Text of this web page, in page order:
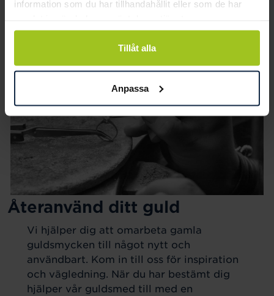
information som du har tillhandahållit eller som de har
Tillåt alla
Anpassa
Återanvänd ditt guld
Vi hjälper dig att omarbeta gamla
guldsmycken till något nytt och
användbart. Kom in till oss för inspiration
och vägledning. När du har bestämt dig
hjälper vår guldsmed till med en